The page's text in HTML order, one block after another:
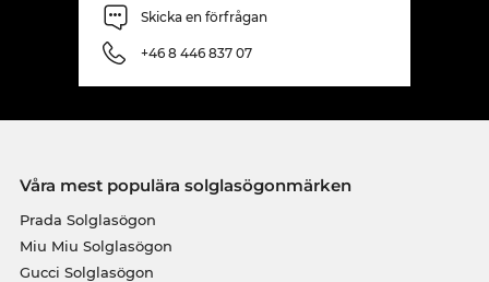
Skicka en förfrågan
+46 8 446 837 07
Våra mest populära solglasögonmärken
Prada Solglasögon
Miu Miu Solglasögon
Gucci Solglasögon